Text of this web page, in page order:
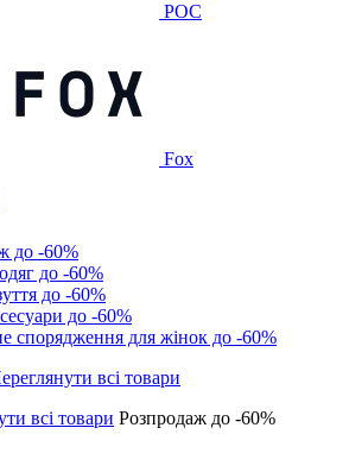
POC
Fox
до -60%
до -60%
до -60%
до -60%
спорядження для жінок до -60%
всі товари Розпродаж до -60%